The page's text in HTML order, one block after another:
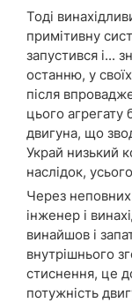
Тоді
примітивну
запустився і...
останню, у
після
цього агрегату
двигуна, що
Украй низький
наслідок,
Через
інженер і
винайшов і
внутрішнього
стиснення, це
потужність